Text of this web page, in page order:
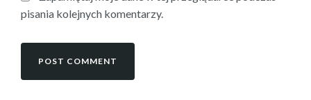
pisania kolejnych komentarzy.